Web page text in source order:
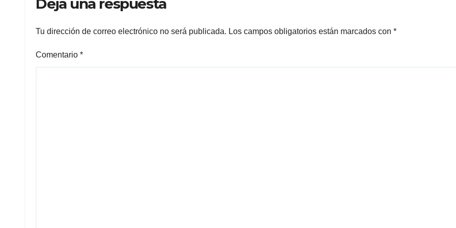
Tu dirección de correo electrónico no será publicada. Los campos obligatorios están marcados con *
Comentario *